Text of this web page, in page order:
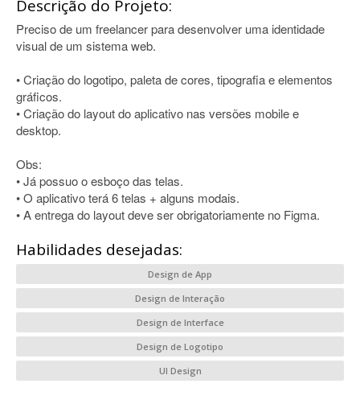
Descrição do Projeto:
Preciso de um freelancer para desenvolver uma identidade
visual de um sistema web.
• Criação do logotipo, paleta de cores, tipografia e elementos
gráficos.
• Criação do layout do aplicativo nas versões mobile e
desktop.
Obs:
• Já possuo o esboço das telas.
• O aplicativo terá 6 telas + alguns modais.
• A entrega do layout deve ser obrigatoriamente no Figma.
Habilidades desejadas:
Design de App
Design de Interação
Design de Interface
Design de Logotipo
UI Design